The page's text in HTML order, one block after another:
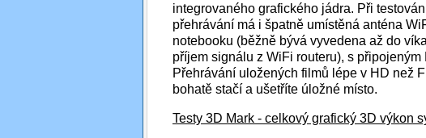
integrovaného grafického jádra. Při
přehrávání má i špatně umístěná anténa
notebooku (běžně bývá vyvedena až do
příjem signálu z WiFi routeru), s
Přehrávání uložených filmů lépe v HD než
bohatě stačí a ušetříte úložné místo.
Testy 3D Mark - celkový grafický 3D výkon